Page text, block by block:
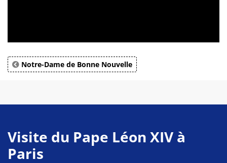
Notre-Dame de Bonne Nouvelle
Visite du Pape Léon XIV à
Paris